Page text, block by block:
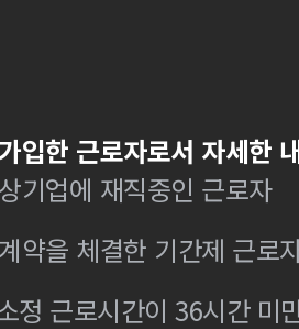
입한 근로자로서 자세한
기업에 재직중인 근로자
약을 체결한 기간제 근로
정 근로시간이 36시간 미